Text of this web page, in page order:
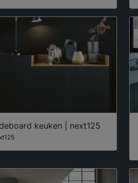
keuken | next125